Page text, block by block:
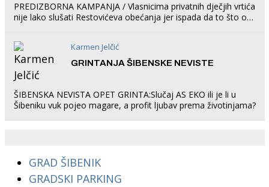
PREDIZBORNA KAMPANJA / Vlasnicima privatnih dječjih vrtića
nije lako slušati Restovićeva obećanja jer ispada da to što oni
Karmen Jelčić
GRINTANJA ŠIBENSKE NEVISTE
ŠIBENSKA NEVISTA OPET GRINTA:Slučaj AS EKO ili je li u
Šibeniku vuk pojeo magare, a profit ljubav prema životinjama?
GRAD ŠIBENIK
GRADSKI PARKING